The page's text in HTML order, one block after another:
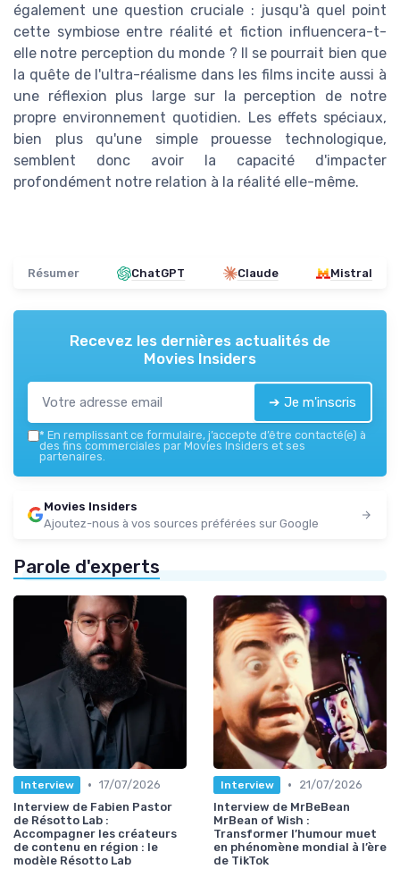
également une question cruciale : jusqu'à quel point
cette symbiose entre réalité et fiction influencera-t-
elle notre perception du monde ? Il se pourrait bien que
la quête de l'ultra-réalisme dans les films incite aussi à
une réflexion plus large sur la perception de notre
propre environnement quotidien. Les effets spéciaux,
bien plus qu'une simple prouesse technologique,
semblent donc avoir la capacité d'impacter
profondément notre relation à la réalité elle-même.
Résumer ChatGPT Claude Mistral
Recevez les dernières actualités de
Movies Insiders
➔ Je m'inscris
* En remplissant ce formulaire, j’accepte d’être contacté(e) à
des fins commerciales par Movies Insiders et ses
partenaires.
Movies Insiders
Ajoutez-nous à vos sources préférées sur Google
Parole d'experts
Interview • 17/07/2026
Interview de Fabien Pastor
de Résotto Lab :
Accompagner les créateurs
de contenu en région : le
modèle Résotto Lab
Interview •
21/07/2026
Interview de MrBeBean
MrBean of Wish :
Transformer l’humour muet
en phénomène mondial à l’ère
de TikTok